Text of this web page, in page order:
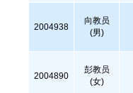
2004938
向教员
(男)
2004890
彭教员
(女)